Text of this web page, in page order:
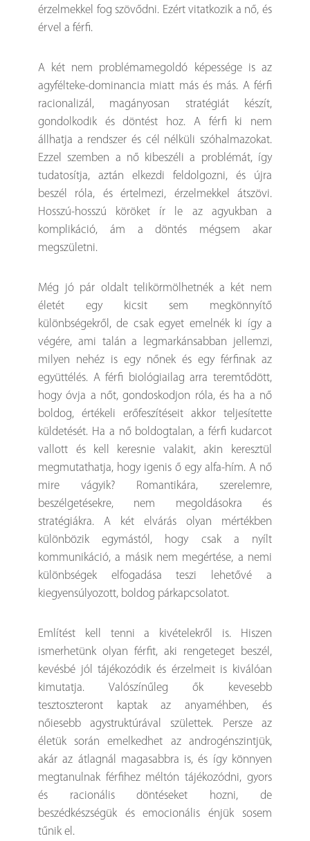
érzelmekkel fog szövődni. Ezért vitatkozik a nő, és
érvel a férfi.
A két nem problémamegoldó képessége is az
agyfélteke-dominancia miatt más és más. A férfi
racionalizál, magányosan stratégiát készít,
gondolkodik és döntést hoz. A férfi ki nem
állhatja a rendszer és cél nélküli szóhalmazokat.
Ezzel szemben a nő kibeszéli a problémát, így
tudatosítja, aztán elkezdi feldolgozni, és újra
beszél róla, és értelmezi, érzelmekkel átszövi.
Hosszú-hosszú köröket ír le az agyukban a
komplikáció, ám a döntés mégsem akar
megszületni.
Még jó pár oldalt telikörmölhetnék a két nem
életét egy kicsit sem megkönnyítő
különbségekről, de csak egyet emelnék ki így a
végére, ami talán a legmarkánsabban jellemzi,
milyen nehéz is egy nőnek és egy férfinak az
együttélés. A férfi biológiailag arra teremtődött,
hogy óvja a nőt, gondoskodjon róla, és ha a nő
boldog, értékeli erőfeszítéseit akkor teljesítette
küldetését. Ha a nő boldogtalan, a férfi kudarcot
vallott és kell keresnie valakit, akin keresztül
megmutathatja, hogy igenis ő egy alfa-hím. A nő
mire vágyik? Romantikára, szerelemre,
beszélgetésekre, nem megoldásokra és
stratégiákra. A két elvárás olyan mértékben
különbözik egymástól, hogy csak a nyílt
kommunikáció, a másik nem megértése, a nemi
különbségek elfogadása teszi lehetővé a
kiegyensúlyozott, boldog párkapcsolatot.
Említést kell tenni a kivételekről is. Hiszen
ismerhetünk olyan férfit, aki rengeteget beszél,
kevésbé jól tájékozódik és érzelmeit is kiválóan
kimutatja. Valószínűleg ők kevesebb
tesztoszteront kaptak az anyaméhben, és
nőiesebb agystruktúrával születtek. Persze az
életük során emelkedhet az androgénszintjük,
akár az átlagnál magasabbra is, és így könnyen
megtanulnak férfihez méltón tájékozódni, gyors
és racionális döntéseket hozni, de
beszédkészségük és emocionális énjük sosem
tűnik el.